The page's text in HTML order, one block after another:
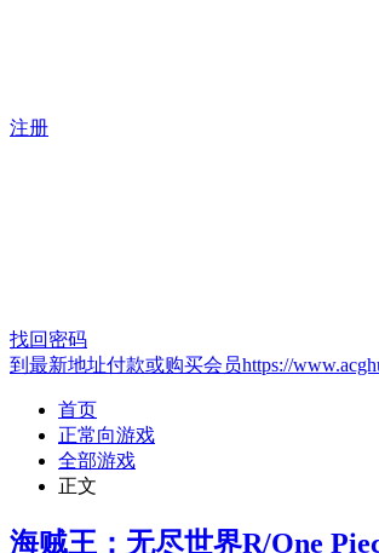
注册
找回密码
到最新地址付款或购买会员https://
首页
正常向游戏
全部游戏
正文
海贼王：无尽世界R/One